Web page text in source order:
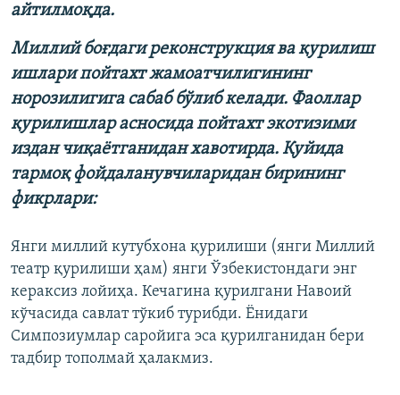
айтилмоқда.
Миллий боғдаги реконструкция ва қурилиш
ишлари пойтахт жамоатчилигининг
норозилигига сабаб бўлиб келади. Фаоллар
қурилишлар асносида пойтахт экотизими
издан чиқаётганидан хавотирда. Қуйида
тармоқ фойдаланувчиларидан бирининг
фикрлари:
Янги миллий кутубхона қурилиши (янги Миллий
театр қурилиши ҳам) янги Ўзбекистондаги энг
кераксиз лойиҳа. Кечагина қурилгани Навоий
кўчасида савлат тўкиб турибди. Ёнидаги
Cимпозиумлар саройига эса қурилганидан бери
тадбир тополмай ҳалакмиз.